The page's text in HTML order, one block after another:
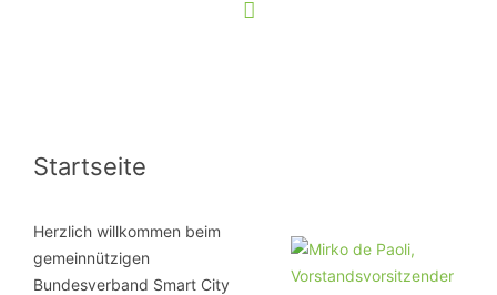
Startseite
Herzlich willkommen beim
gemeinnützigen
Bundesverband Smart City